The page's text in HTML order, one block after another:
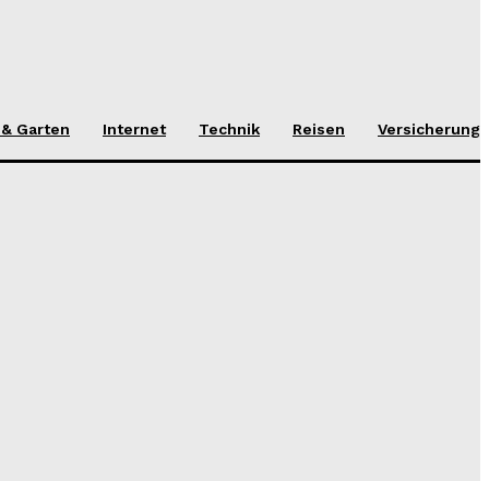
Garten Internet Technik Reisen Versicherung